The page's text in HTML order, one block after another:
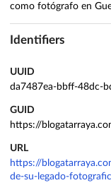
como fotógrafo en
Identifiers
UUID
da7487ea-bbff-48dc-
GUID
https://
URL
https://
de-su-legado-